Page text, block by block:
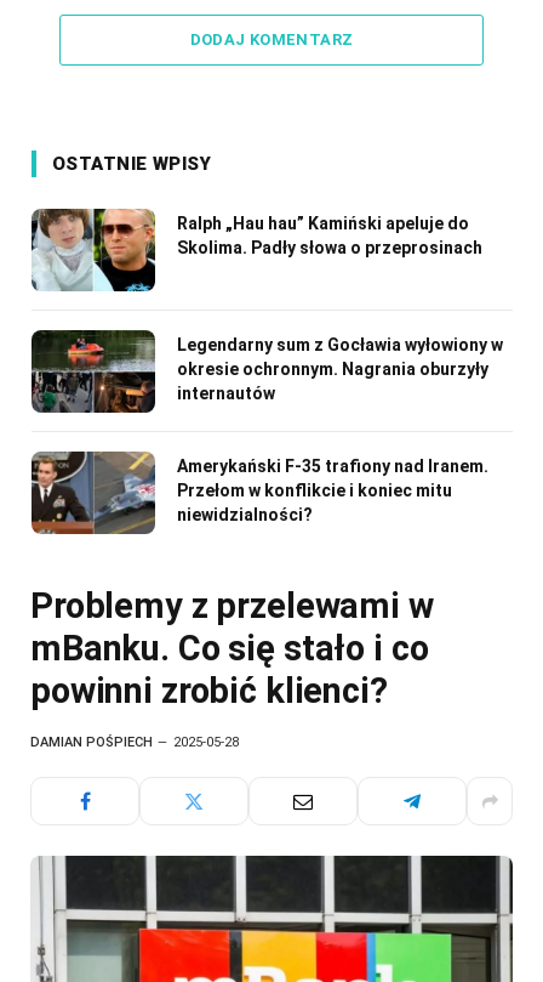
DODAJ KOMENTARZ
OSTATNIE WPISY
Ralph „Hau hau” Kamiński apeluje do
Skolima. Padły słowa o przeprosinach
Legendarny sum z Gocławia wyłowiony w
okresie ochronnym. Nagrania oburzyły
internautów
Amerykański F-35 trafiony nad Iranem.
Przełom w konflikcie i koniec mitu
niewidzialności?
Problemy z przelewami w
mBanku. Co się stało i co
powinni zrobić klienci?
DAMIAN POŚPIECH 2025-05-28